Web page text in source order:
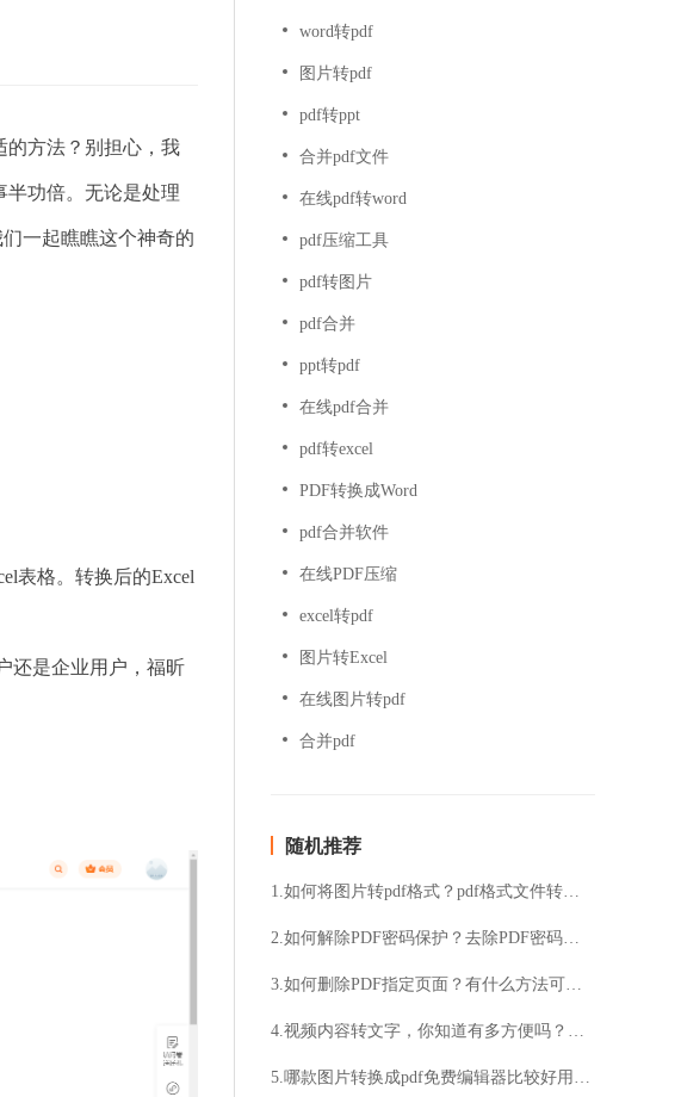
的方法？别担心，我
半功倍。无论是处理
一起瞧瞧这个神奇的
表格。转换后的Excel
还是企业用户，福昕
word转pdf
图片转pdf
pdf转ppt
合并pdf文件
在线pdf转word
pdf压缩工具
pdf转图片
pdf合并
ppt转pdf
在线pdf合并
pdf转excel
PDF转换成Word
pdf合并软件
在线PDF压缩
excel转pdf
图片转Excel
在线图片转pdf
合并pdf
随机推荐
1.如何将图片转pdf格式？pdf格式文件转换技巧分享
2.如何解除PDF密码保护？去除PDF密码保护的方法是什么？
3.如何删除PDF指定页面？有什么方法可以删除PDF中的特定页面？
4.视频内容转文字，你知道有多方便吗？想知道如何将视频内容快速转换成文字吗？
5.哪款图片转换成pdf免费编辑器比较好用？它有哪些好用的功能？